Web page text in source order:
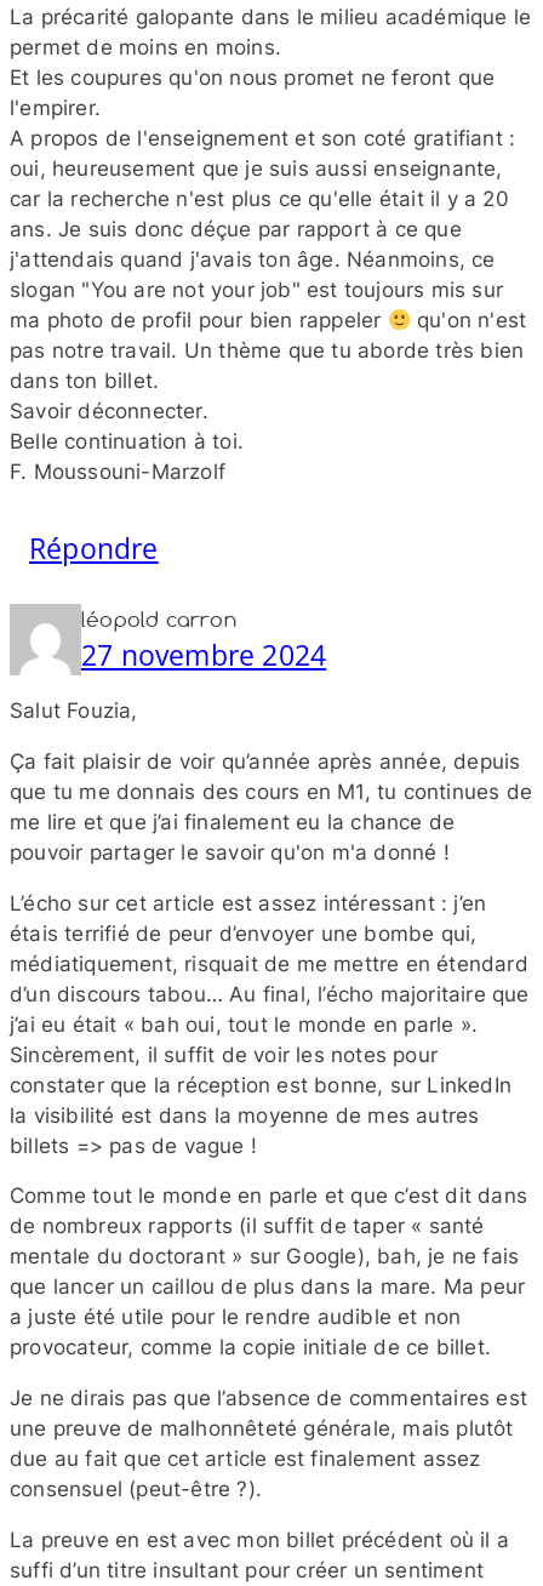
La précarité galopante dans le milieu académique le
permet de moins en moins.
Et les coupures qu'on nous promet ne feront que
l'empirer.
A propos de l'enseignement et son coté gratifiant :
oui, heureusement que je suis aussi enseignante,
car la recherche n'est plus ce qu'elle était il y a 20
ans. Je suis donc déçue par rapport à ce que
j'attendais quand j'avais ton âge. Néanmoins, ce
slogan "You are not your job" est toujours mis sur
ma photo de profil pour bien rappeler
qu'on n'est
pas notre travail. Un thème que tu aborde très bien
dans ton billet.
Savoir déconnecter.
Belle continuation à toi.
F. Moussouni-​Marzolf
Répondre
léopold carron
27 novembre 2024
Salut Fouzia,
Ça fait plaisir de voir qu’année après année, depuis
que tu me donnais des cours en M1, tu continues de
me lire et que j’ai finalement eu la chance de
pouvoir partager le savoir qu'on m'a donné !
L’écho sur cet article est assez intéressant : j’en
étais terrifié de peur d’envoyer une bombe qui,
médiatiquement, risquait de me mettre en étendard
d’un discours tabou… Au final, l’écho majoritaire que
j’ai eu était « bah oui, tout le monde en parle ».
Sincèrement, il suffit de voir les notes pour
constater que la réception est bonne, sur LinkedIn
la visibilité est dans la moyenne de mes autres
billets => pas de vague !
Comme tout le monde en parle et que c’est dit dans
de nombreux rapports (il suffit de taper « santé
mentale du doctorant » sur Google), bah, je ne fais
que lancer un caillou de plus dans la mare. Ma peur
a juste été utile pour le rendre audible et non
provocateur, comme la copie initiale de ce billet.
Je ne dirais pas que l’absence de commentaires est
une preuve de malhonnêteté générale, mais plutôt
due au fait que cet article est finalement assez
consensuel (peut-​être ?).
La preuve en est avec mon billet précédent où il a
suffi d’un titre insultant pour créer un sentiment